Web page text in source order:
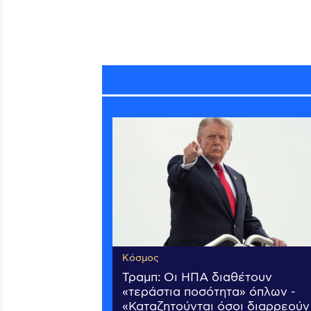
Κόσμος
Τραμπ: Οι ΗΠΑ διαθέτουν
«τεράστια ποσότητα» όπλων -
«Καταζητούνται όσοι διαρρεούν